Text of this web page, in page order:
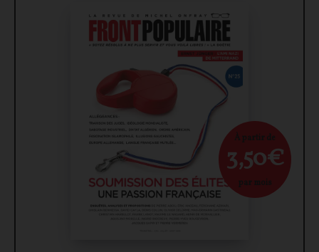
À partir de
3,50€
par mois